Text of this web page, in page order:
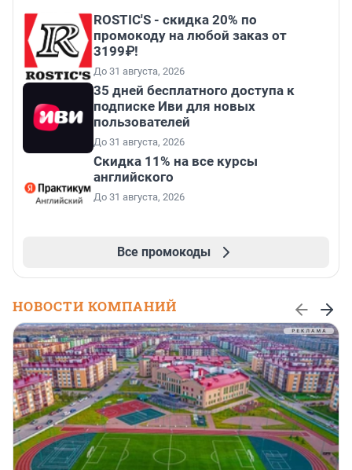
ROSTIC'S - скидка 20% по
промокоду на любой заказ от
3199₽!
До 31 августа, 2026
35 дней бесплатного доступа к
подписке Иви для новых
пользователей
До 31 августа, 2026
Скидка 11% на все курсы
английского
До 31 августа, 2026
Все промокоды
НОВОСТИ КОМПАНИЙ